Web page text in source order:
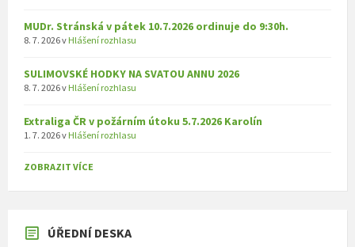
MUDr. Stránská v pátek 10.7.2026 ordinuje do 9:30h.
8. 7. 2026v Hlášení rozhlasu
SULIMOVSKÉ HODKY NA SVATOU ANNU 2026
8. 7. 2026v Hlášení rozhlasu
Extraliga ČR v požárním útoku 5.7.2026 Karolín
1. 7. 2026v Hlášení rozhlasu
ZOBRAZIT VÍCE
ÚŘEDNÍ DESKA